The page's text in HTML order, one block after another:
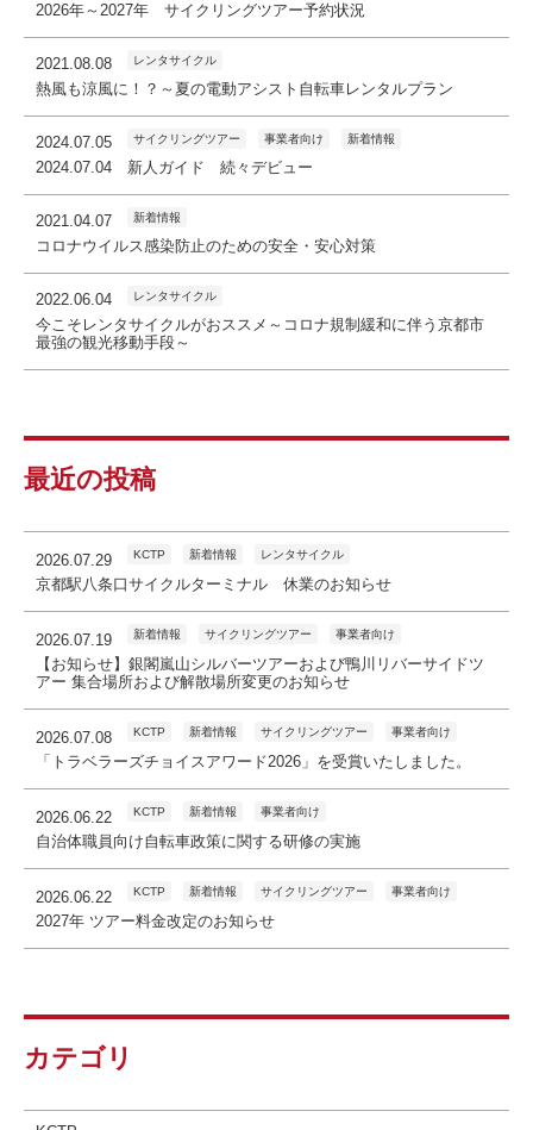
2026年～2027年 サイクリングツアー予約状況
2021.08.08 レンタサイクル
熱風も涼風に！？～夏の電動アシスト自転車レンタルプラン
2024.07.05 サイクリングツアー 事業者向け 新着情報
2024.07.04 新人ガイド 続々デビュー
2021.04.07 新着情報
コロナウイルス感染防止のための安全・安心対策
2022.06.04 レンタサイクル
今こそレンタサイクルがおススメ～コロナ規制緩和に伴う京都市
最強の観光移動手段～
最近の投稿
2026.07.29 KCTP 新着情報 レンタサイクル
京都駅八条口サイクルターミナル 休業のお知らせ
2026.07.19 新着情報 サイクリングツアー 事業者向け
【お知らせ】銀閣嵐山シルバーツアーおよび鴨川リバーサイドツ
アー 集合場所および解散場所変更のお知らせ
2026.07.08 KCTP 新着情報 サイクリングツアー 事業者向け
「トラベラーズチョイスアワード2026」を受賞いたしました。
2026.06.22 KCTP 新着情報 事業者向け
自治体職員向け自転車政策に関する研修の実施
2026.06.22 KCTP 新着情報 サイクリングツアー 事業者向け
2027年 ツアー料金改定のお知らせ
カテゴリ